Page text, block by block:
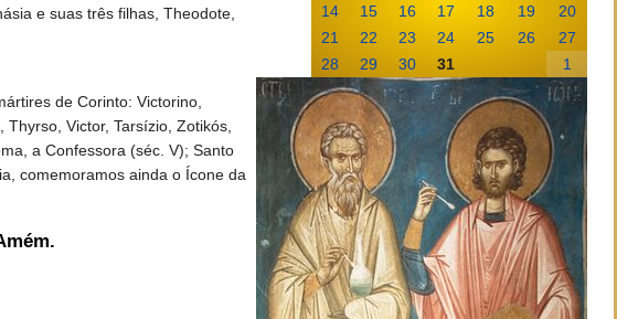
14
15 16 17 18 19
20
21
22 23 24 25 26
27
28
29 30 31 1
e suas três filhas, Theodote,
de Corinto: Victorino,
Victor, Tarsízio, Zotikós,
a Confessora (séc. V); Santo
comemoramos ainda o Ícone da